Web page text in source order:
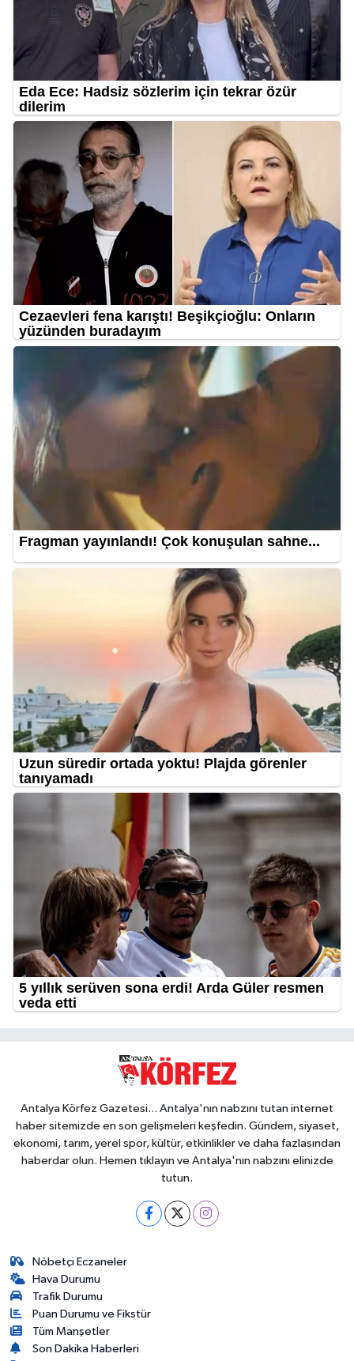
Antalya Körfez Gazetesi... Antalya'nın nabzını tutan internet
haber sitemizde en son gelişmeleri keşfedin. Gündem, siyaset,
ekonomi, tarım, yerel spor, kültür, etkinlikler ve daha fazlasından
haberdar olun. Hemen tıklayın ve Antalya'nın nabzını elinizde
tutun.
Nöbetçi Eczaneler
Hava Durumu
Trafik Durumu
Puan Durumu ve Fikstür
Tüm Manşetler
Son Dakika Haberleri